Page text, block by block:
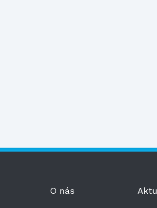
O nás